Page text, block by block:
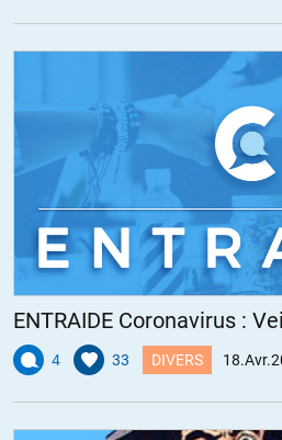
ENTRAIDE Coronavirus :
4 33 DIVERS